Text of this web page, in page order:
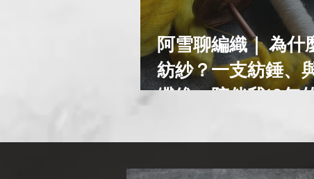
阿雪聊編織｜ 為什
紡紗？一支紡錘、
纖維，陪伴我10年